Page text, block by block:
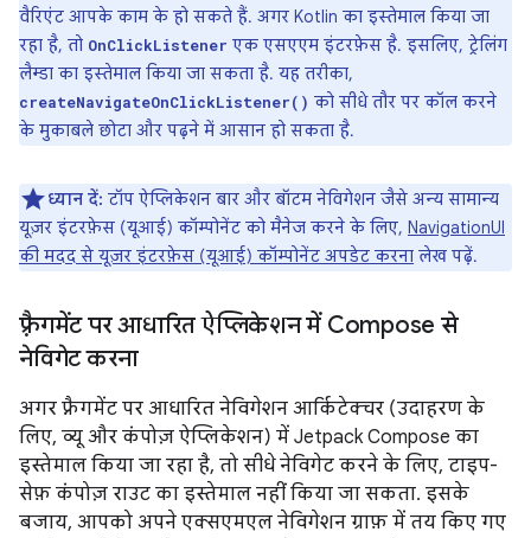
वैरिएंट आपके काम के हो सकते हैं. अगर Kotlin का इस्तेमाल किया जा
रहा है, तो OnClickListener एक एसएएम इंटरफ़ेस है. इसलिए, ट्रेलिंग
लैम्डा का इस्तेमाल किया जा सकता है. यह तरीका,
createNavigateOnClickListener() को सीधे तौर पर कॉल करने
के मुकाबले छोटा और पढ़ने में आसान हो सकता है.
ध्यान दें: टॉप ऐप्लिकेशन बार और बॉटम नेविगेशन जैसे अन्य सामान्य
यूज़र इंटरफ़ेस (यूआई) कॉम्पोनेंट को मैनेज करने के लिए, NavigationUI
की मदद से यूज़र इंटरफ़ेस (यूआई) कॉम्पोनेंट अपडेट करना लेख पढ़ें.
फ़्रैगमेंट पर आधारित ऐप्लिकेशन में Compose से
नेविगेट करना
अगर फ़्रैगमेंट पर आधारित नेविगेशन आर्किटेक्चर (उदाहरण के
लिए, व्यू और कंपोज़ ऐप्लिकेशन) में Jetpack Compose का
इस्तेमाल किया जा रहा है, तो सीधे नेविगेट करने के लिए, टाइप-
सेफ़ कंपोज़ राउट का इस्तेमाल नहीं किया जा सकता. इसके
बजाय, आपको अपने एक्सएमएल नेविगेशन ग्राफ़ में तय किए गए